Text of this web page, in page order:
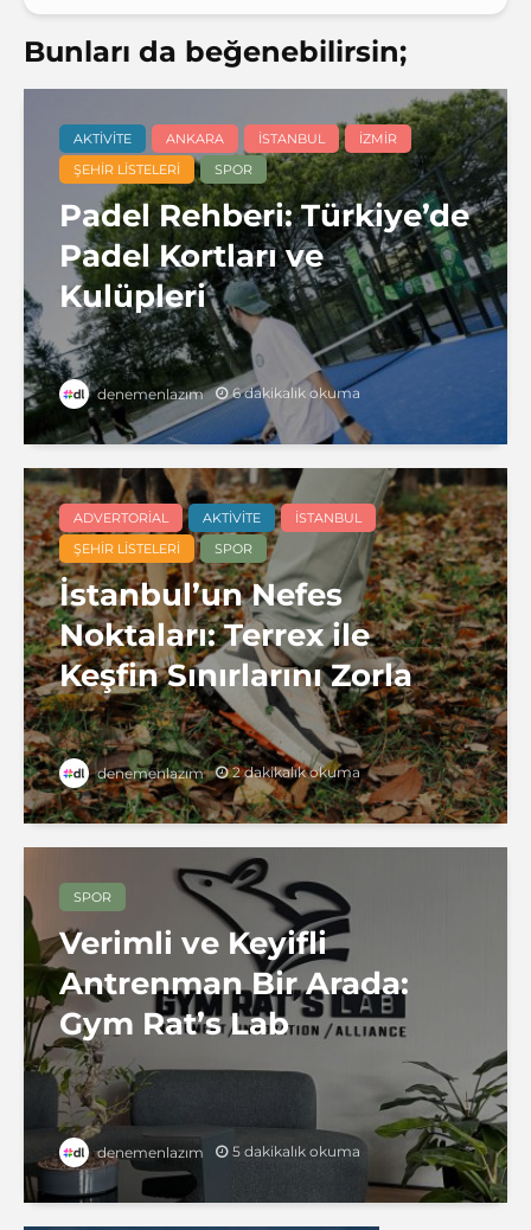
Bunları da beğenebilirsin;
AKTIVITE ANKARA İSTANBUL
İZMIR
ŞEHIR LISTELERI
SPOR
Padel Rehberi: Türkiye’de
Padel Kortları ve
Kulüpleri
denemenlazım 6 dakikalık okuma
ADVERTORIAL AKTIVITE
İSTANBUL
ŞEHIR LISTELERI
SPOR
İstanbul’un Nefes
Noktaları: Terrex ile
Keşfin Sınırlarını Zorla
denemenlazım 2 dakikalık okuma
SPOR
Verimli ve Keyifli
Antrenman Bir Arada:
Gym Rat’s Lab
denemenlazım 5 dakikalık okuma